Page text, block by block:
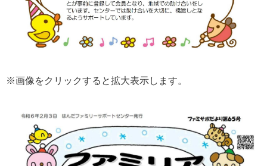
※画像をクリックすると拡大表示します。